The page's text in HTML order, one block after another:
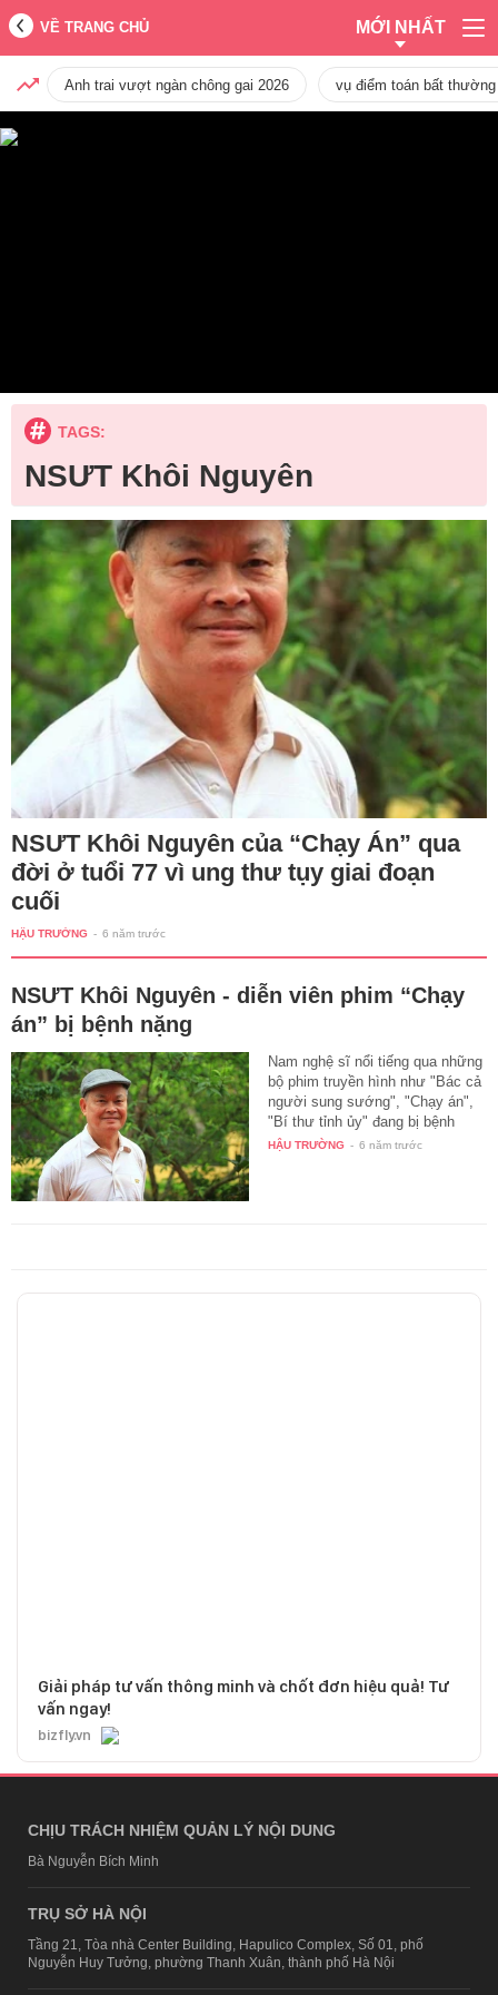
VỀ TRANG CHỦ MỚI NHẤT
Anh trai vượt ngàn chông gai 2026 vụ điểm toán bất
TAGS:
NSƯT Khôi Nguyên
NSƯT Khôi Nguyên của “Chạy Án” qua
đời ở tuổi 77 vì ung thư tụy giai đoạn
cuối
HẬU TRƯỜNG - 6 năm trước
NSƯT Khôi Nguyên - diễn viên phim “Chạy
án” bị bệnh nặng
Nam nghệ sĩ nổi tiếng qua những
bộ phim truyền hình như "Bác cả
người sung sướng", "Chạy án",
"Bí thư tỉnh ủy" đang bị bệnh
ung…
HẬU TRƯỜNG - 6 năm trước
Giải pháp tư vấn thông minh và chốt đơn hiệu quả! Tư
vấn ngay!
bizfly.vn
CHỊU TRÁCH NHIỆM QUẢN LÝ NỘI DUNG
Bà Nguyễn Bích Minh
TRỤ SỞ HÀ NỘI
Tầng 21, Tòa nhà Center Building, Hapulico Complex, Số 01, phố
Nguyễn Huy Tưởng, phường Thanh Xuân, thành phố Hà Nội